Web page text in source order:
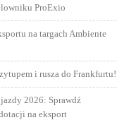
ProExio
na targach Ambiente
i rusza do Frankfurtu!
2026: Sprawdź
na eksport